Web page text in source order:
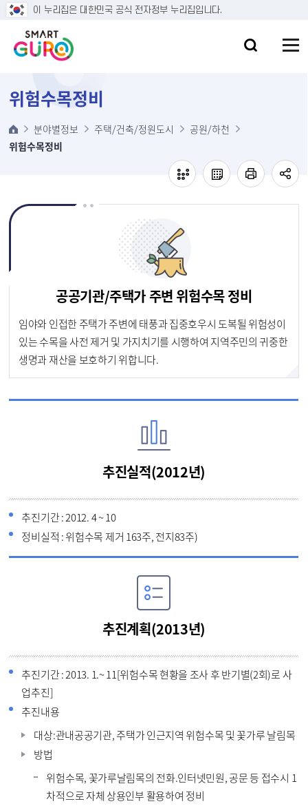
본문 바로가기
이 누리집은 대한민국 공식 전자정부 누리집입니다.
위험수목정비
분야별정보 주택/건축/정원도시
공원/하천
위험수목정비
공공기관/주택가 주변 위험수목 정비
임야와 인접한 주택가 주변에 태풍과 집중호우시 도복될 위험성이
있는 수목을 사전 제거 및 가지치기를 시행하여 지역주민의 귀중한
생명과 재산을 보호하기 위합니다.
추진실적(2012년)
추진기간 : 2012. 4 ~ 10
정비실적 : 위험수목 제거 163주, 전지83주)
추진계획(2013년)
추진기간 : 2013. 1.~ 11[위험수목 현황을 조사 후 반기별(2회)로 사
업추진]
추진내용
대상:관내공공기관, 주택가 인근지역 위험수목 및 꽃가루 날림목
방법
위험수목, 꽃가루날림목의 전화.인터넷민원, 공문 등 접수시 1
차적으로 자체 상용인부 활용하여 정비